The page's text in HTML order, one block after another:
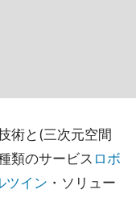
術と(三次元空間
類のサービス ロボ
ツイン ・ソリュー